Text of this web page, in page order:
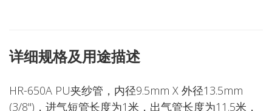
详细规格及用途描述
HR-650A PU夹纱管，内径9.5mm X 外径13.5mm
(3/8")，进气短管长度为1米，出气管长度为11.5米，